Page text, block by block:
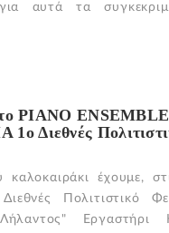
αυτά τα
PIANO ENSEMBLE
Διεθνές
καλοκαιράκι έχουμε,
Πολιτιστικό
Εργαστήρι